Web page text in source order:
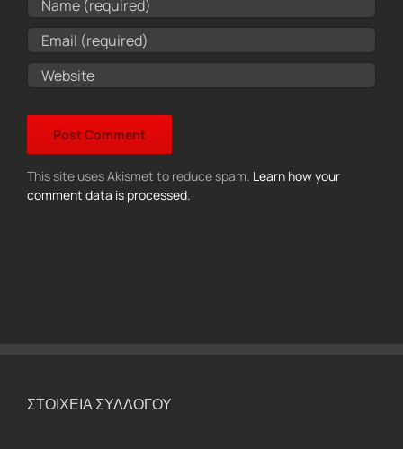
This site uses Akismet to reduce spam. Learn how your
comment data is processed.
ΣΤΟΙΧΕΙΑ ΣΥΛΛΟΓΟΥ